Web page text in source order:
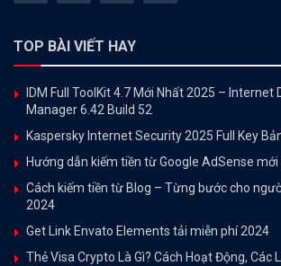
TOP BÀI VIẾT HAY
IDM Full ToolKit 4.7 Mới Nhất 2025 – Internet
Manager 6.42 Build 52
Kaspersky Internet Security 2025 Full Key
Hướng dẫn kiếm tiền từ Google AdSense
Cách kiếm tiền từ Blog – Từng bước cho
2024
Get Link Envato Elements tải miễn phí 2024
Thẻ Visa Crypto Là Gì? Cách Hoạt Động, Các